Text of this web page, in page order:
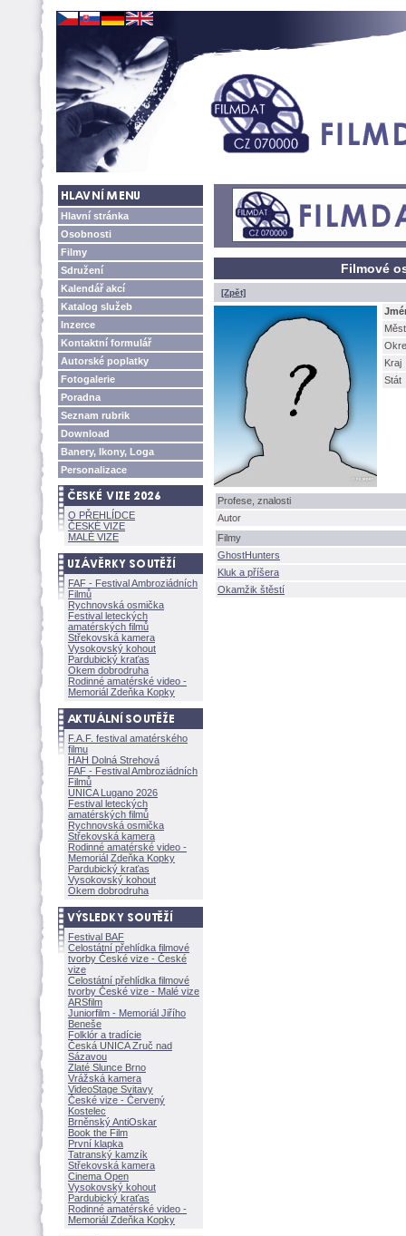
Hlavní stránka
Osobnosti
Filmy
Sdružení
Kalendář akcí
Katalog služeb
Inzerce
Kontaktní formulář
Autorské poplatky
Fotogalerie
Poradna
Seznam rubrik
Download
Banery, Ikony, Loga
Personalizace
O PŘEHLÍDCE
ČESKÉ VIZE
MALÉ VIZE
FAF - Festival Ambroziádních
Filmů
Rychnovská osmička
Festival leteckých
amatérských filmů
Střekovská kamera
Vysokovský kohout
Pardubický kraťas
Okem dobrodruha
Rodinné amatérské video -
Memoriál Zdeňka Kopky
F.A.F. festival amatérského
filmu
HAH Dolná Strehov
FAF - Festival Ambroziádních
Filmů
UNICA Lugano 2026
Festival leteckých
amatérských filmů
Rychnovská osmička
Střekovská kamera
Rodinné amatérské video -
Memoriál Zdeňka Kopky
Pardubický kraťas
Vysokovský kohout
Okem dobrodruha
Festival BAF
Celostátní přehlídka filmové
tvorby České vize - České
vize
Celostátní přehlídka filmové
tvorby České vize - Malé vize
ARSfilm
Juniorfilm - Memoriál Jiřího
Beneše
Folklór a tradície
Česká UNICA Zruč nad
Sázavou
Zlaté Slunce Brno
Vrážská kamera
VideoStage Svitavy
České vize - Červený
Kostelec
Brněnský AntiOskar
Book the Film
První klapka
Tatranský kamzík
Střekovská kamera
Cinema Open
Vysokovský kohout
Pardubický kraťas
Rodinné amatérské video -
Memoriál Zdeňka Kopky
Filmové
[Zpět]
Kraj
Stát
Profese, znalosti
Autor
Filmy
GhostHunters
Kluk a příšera
Okamžik štěstí